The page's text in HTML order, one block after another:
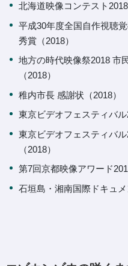
北海道映像コンテスト
平成30年度全国自作視聴
秀賞（2018）
地方の時代映像祭2018 市
（2018）
稚内市長 感謝状（2018）
東京ビデオフェスティバル
東京ビデオフェスティバ
（2018）
第7回京都映像アワード
石垣島・湘南国際ドキュ